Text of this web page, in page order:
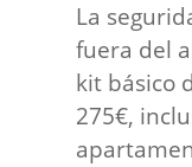
La
fuera del
kit básico
275€,